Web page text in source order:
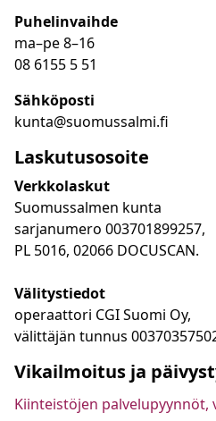
Puhelinvaihde
ma–pe 8–16
08 6155 5 51
Sähköposti
kunta@suomussalmi.fi
Laskutusosoite
Verkkolaskut
Suomussalmen kunta
sarjanumero 003701899257,
PL 5016, 02066 DOCUSCAN.
Välitystiedot
operaattori CGI Suomi Oy,
välittäjän tunnus
Vikailmoitus ja
Kiinteistöjen palvelupyynnöt,